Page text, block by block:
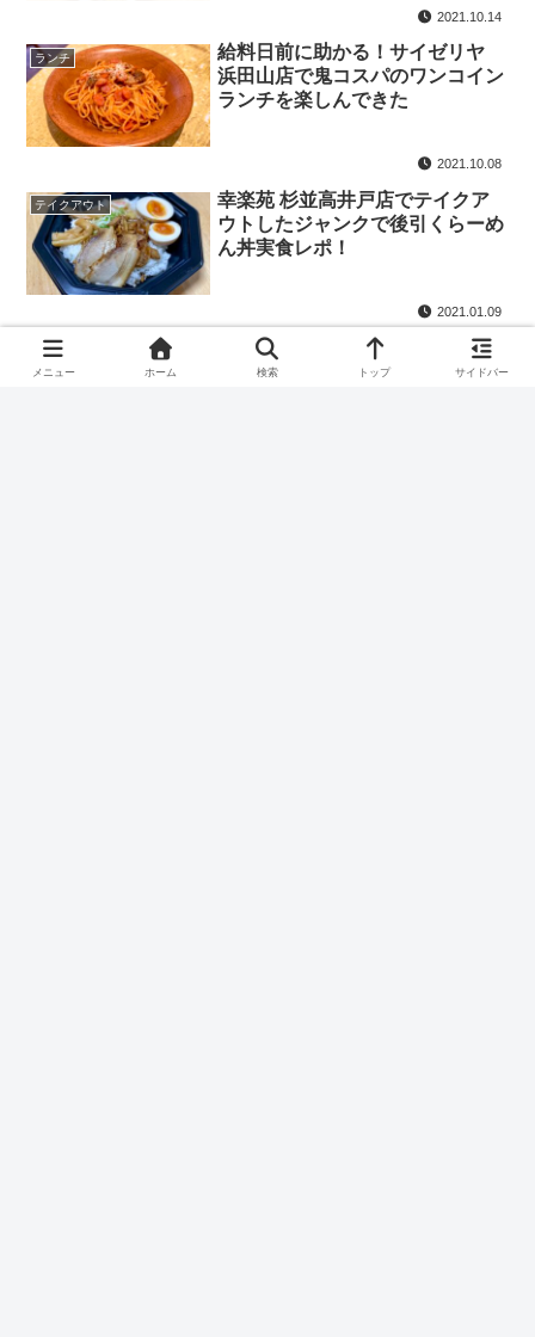
2021.10.14
ランチ
給料日前に助かる！サイゼリヤ
浜田山店で鬼コスパのワンコイン
ランチを楽しんできた
2021.10.08
テイクアウト
幸楽苑 杉並高井戸店でテイクア
ウトしたジャンクで後引くらーめ
ん丼実食レポ！
2021.01.09
テイクアウト
(閉店)辛さで気分転換！高井戸の
虎家で人気の豚キムチ丼を食べた
メニュー ホーム 検索 トップ サイドバー